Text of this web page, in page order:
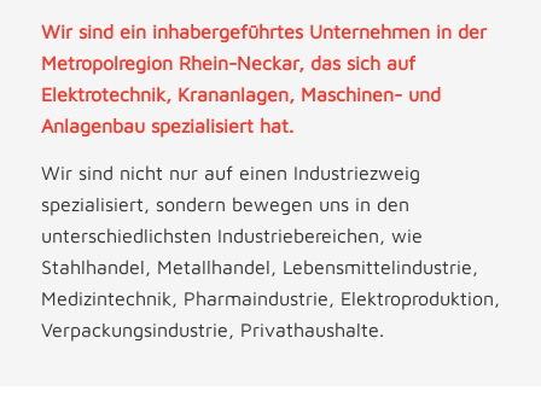
Wir sind ein inhabergeführtes Unternehmen in der
Metropolregion Rhein-Neckar, das sich auf
Elektrotechnik, Krananlagen, Maschinen- und
Anlagenbau spezialisiert hat.
Wir sind nicht nur auf einen Industriezweig
spezialisiert, sondern bewegen uns in den
unterschiedlichsten Industriebereichen, wie
Stahlhandel, Metallhandel, Lebensmittelindustrie,
Medizintechnik, Pharmaindustrie, Elektroproduktion,
Verpackungsindustrie, Privathaushalte.